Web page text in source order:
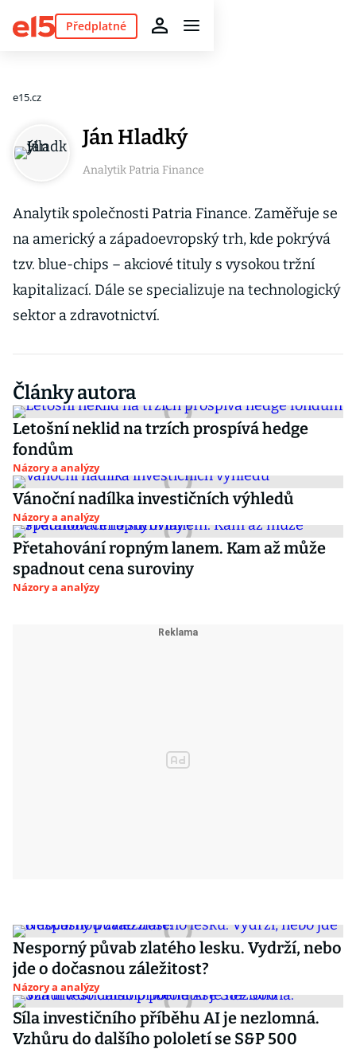
Předplatné
e15.cz
Ján Hladký
Analytik Patria Finance
Analytik společnosti Patria Finance. Zaměřuje se
na americký a západoevropský trh, kde pokrývá
tzv. blue-chips – akciové tituly s vysokou tržní
kapitalizací. Dále se specializuje na technologický
sektor a zdravotnictví.
Články autora
Letošní neklid na trzích prospívá hedge
fondům
Názory a analýzy
Vánoční nadílka investičních výhledů
Názory a analýzy
Přetahování ropným lanem. Kam až může
spadnout cena suroviny
Názory a analýzy
Nesporný půvab zlatého lesku. Vydrží, nebo
jde o dočasnou záležitost?
Názory a analýzy
Síla investičního příběhu AI je nezlomná.
Vzhůru do dalšího pololetí se S&P 500